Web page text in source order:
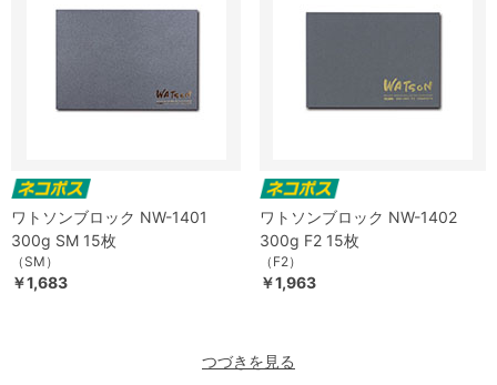
ワトソンブロック NW-1401
300g SM 15枚
（SM）
￥1,683
ワトソンブロック NW-1402
300g F2 15枚
（F2）
￥1,963
つづきを見る